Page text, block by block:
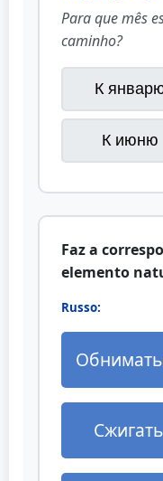
Para que mês
caminho?
К
К июню
Faz a
elemento
Russo:
Сжигать